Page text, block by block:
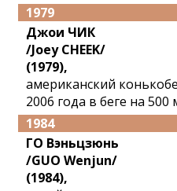
1979
Джои ЧИК
/Joey CHEEK/
(1979),
американский
2006 года в беге на 500
1984
ГО Вэньцзюнь
/GUO Wenjun/
(1984),